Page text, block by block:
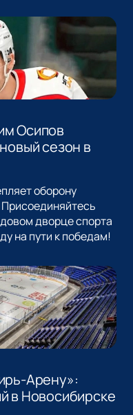
Осипов
сезон в
оборону
дворце спорта
на пути к победам!
Арену»:
в Новосибирске